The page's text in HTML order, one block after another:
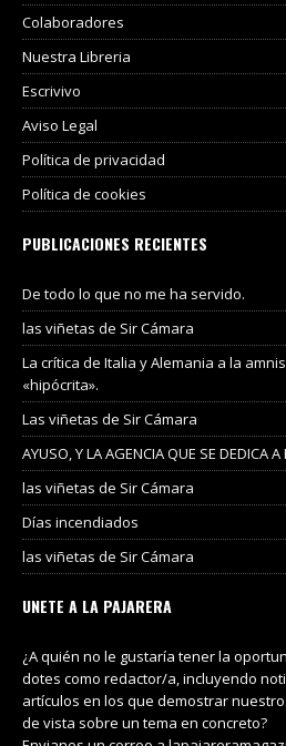
Colaboradores
Nuestra Libreria
Escrivivo
Aviso Legal
Política de privacidad
Política de cookies
PUBLICACIONES RECIENTES
De todo lo que no me ha servido.
las viñetas de Sir Cámara
La crítica de Italia y Alemania a la
«hipócrita».
Las viñetas de Sir Cámara
AYUSO, Y LA AGENCIA QUE SE DEDICA A
las viñetas de Sir Cámara
Días incendiados
las viñetas de Sir Cámara
UNETE A LA PAJARERA
¿A quién no le gustaría tener la
dotes como redactor/a, incluyendo
artículos en los que demostrar
de vista sobre un tema en concreto?